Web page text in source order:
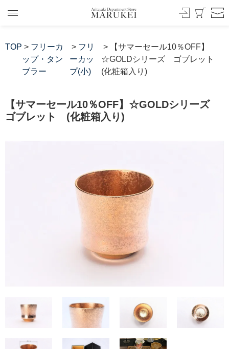
TOP > フリーカ
ップ・タン
ブラー
> フリ
ーカッ
プ(小)
> 【サマーセール10％OFF】
☆GOLDシリーズ ゴブレット
(化粧箱入り)
【サマーセール10％OFF】☆GOLDシリーズ
ゴブレット (化粧箱入り)